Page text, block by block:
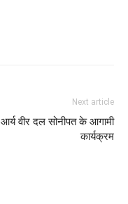
Next article
आर्य वीर दल सोनीपत के आगामी
कार्यक्रम